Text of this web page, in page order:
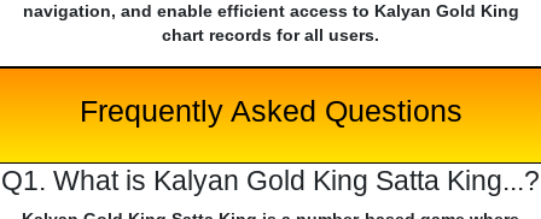
navigation, and enable efficient access to Kalyan Gold King
chart records for all users.
Frequently Asked Questions
Q1. What is Kalyan Gold King Satta King...?